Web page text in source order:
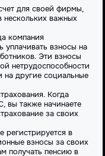
для своей фирмы,
важных
компания
уплачивать взносы на
Эти взносы
нетрудоспособности
на другие социальные
Когда
вы также начинаете
за своих
регистрируется в
взносы за своих
получать пенсию в